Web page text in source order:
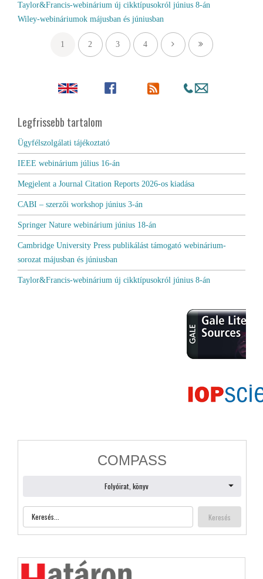
Taylor&Francis-webinárium új cikktípusokról június 8-án
Wiley-webináriumok májusban és júniusban
1 2 3 4
Legfrissebb tartalom
Ügyfélszolgálati tájékoztató
IEEE webinárium július 16-án
Megjelent a Journal Citation Reports 2026-os kiadása
CABI – szerzői workshop június 3-án
Springer Nature webinárium június 18-án
Cambridge University Press publikálást támogató webinárium-
sorozat májusban és júniusban
Taylor&Francis-webinárium új cikktípusokról június 8-án